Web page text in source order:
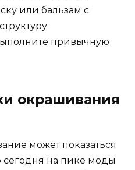
или бальзам с
привычную
окрашивания
может показаться
сегодня на пике моды